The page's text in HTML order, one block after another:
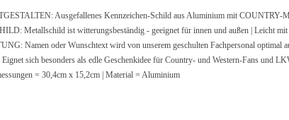
Ausgefallenes Kennzeichen-Schild aus Aluminium mit COUNTRY-
Metallschild ist witterungsbeständig - geeignet für innen und außen | Leicht
Namen oder Wunschtext wird von unserem geschulten Fachpersonal optimal
sich besonders als edle Geschenkidee für Country- und Western-Fans und
= 30,4cm x 15,2cm | Material = Aluminium